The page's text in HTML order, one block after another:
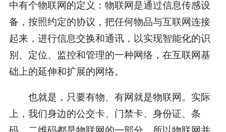
中有个物联网的定义：物联网是通过信息传感设
备，按照约定的协议，把任何物品与互联网连接
起来，进行信息交换和通讯，以实现智能化的识
别、定位、监控和管理的一种网络，在互联网基
础上的延伸和扩展的网络。
也就是，只要有物、有网就是物联网。实际
上，我们身边的公交卡、门禁卡、身份证、条